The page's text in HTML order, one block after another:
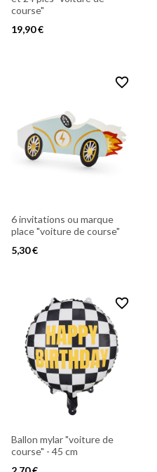
course"
19,90 €
favorite_border
6 invitations ou marque
place "voiture de course"
5,30 €
favorite_border
Ballon mylar "voiture de
course" - 45 cm